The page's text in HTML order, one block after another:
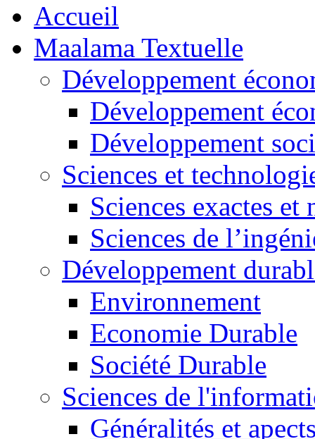
Accueil
Maalama Textuelle
Développement
Développement
Développement
Sciences et
Sciences exactes et
Sciences de
Développement
Environnement
Economie Durable
Société Durable
Sciences de
Généralités et